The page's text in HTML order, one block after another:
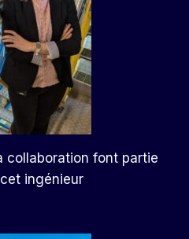
collaboration font partie
ingénieur